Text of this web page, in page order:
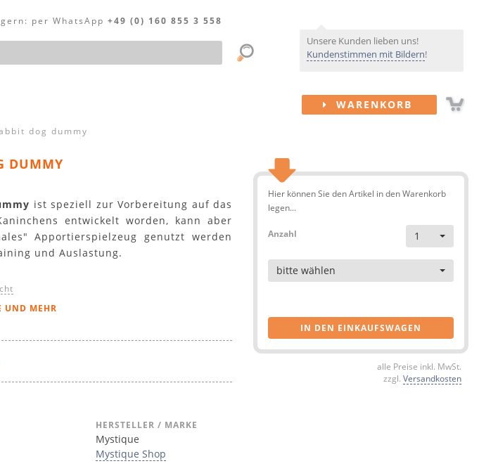
Unsere Kunden lieben uns!
Kundenstimmen mit Bildern!
per WhatsApp +49 (0) 160 855 3 558
WARENKORB
dog dummy
DUMMY
ist speziell zur Vorbereitung auf das
entwickelt worden, kann aber
Apportierspielzeug genutzt werden
und Auslastung.
UND MEHR
Hier können Sie den Artikel in den Warenkorb
legen...
Anzahl 1
Artikel
bitte wählen
IN DEN EINKAUFSWAGEN
alle Preise inkl. MwSt.
zzgl. Versandkosten
HERSTELLER / MARKE
Mystique
Mystique Shop